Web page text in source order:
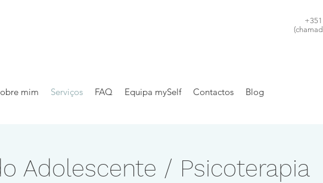
mim Serviços FAQ Equipa mySelf Contactos Blog
Adolescente / Psicoterapia